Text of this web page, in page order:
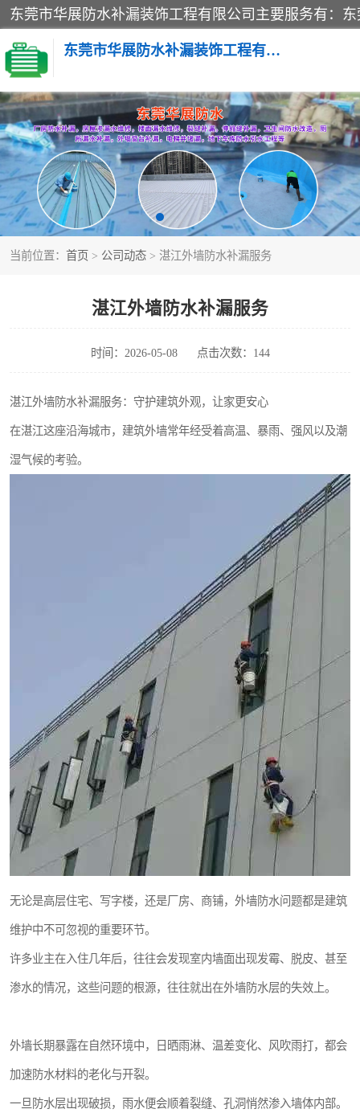
东莞市华展防水补漏装饰工程有限公司
当前位置： 首页 > 公司动态 > 湛江外墙防水补漏服务
湛江外墙防水补漏服务
时间：2026-05-08 点击次数：144
湛江外墙防水补漏服务：守护建筑外观，让家更安心
在湛江这座沿海城市，建筑外墙常年经受着高温、暴雨、强风以及潮
湿气候的考验。
无论是高层住宅、写字楼，还是厂房、商铺，外墙防水问题都是建筑
维护中不可忽视的重要环节。
许多业主在入住几年后，往往会发现室内墙面出现发霉、脱皮、甚至
渗水的情况，这些问题的根源，往往就出在外墙防水层的失效上。
外墙长期暴露在自然环境中，日晒雨淋、温差变化、风吹雨打，都会
加速防水材料的老化与开裂。
一旦防水层出现破损，雨水便会顺着裂缝、孔洞悄然渗入墙体内部。
楼面防水补漏
阳台卫生间防水补漏
金属房搭建及补漏